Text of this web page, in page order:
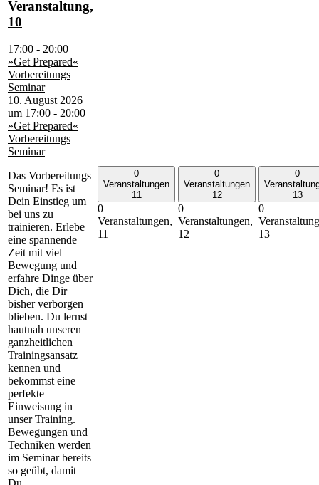
Veranstaltung,
10
17:00 - 20:00
»Get Prepared«
Vorbereitungs
Seminar
10. August 2026
um 17:00 - 20:00
»Get Prepared«
Vorbereitungs
Seminar
Das Vorbereitungs
Seminar! Es ist
Dein Einstieg um
bei uns zu
trainieren. Erlebe
eine spannende
Zeit mit viel
Bewegung und
erfahre Dinge über
Dich, die Dir
bisher verborgen
blieben. Du lernst
hautnah unseren
ganzheitlichen
Trainingsansatz
kennen und
bekommst eine
perfekte
Einweisung in
unser Training.
Bewegungen und
Techniken werden
im Seminar bereits
so geübt, damit
0
Veranstaltungen
11
0
Veranstaltungen,
11
0
Veranstaltungen
12
0
Veranstaltungen,
12
0
13
0
13